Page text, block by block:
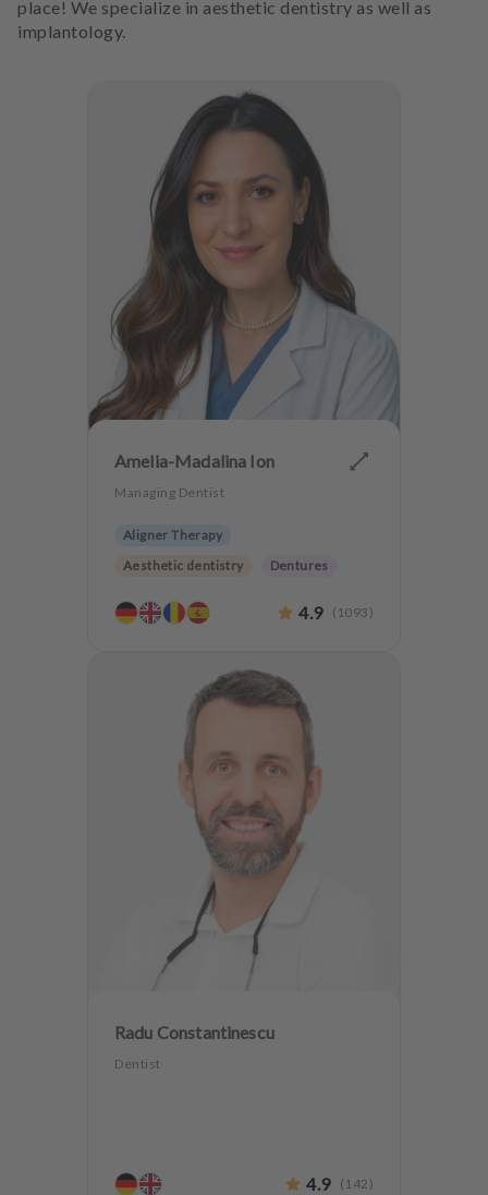
place! We specialize in aesthetic dentistry as well as
implantology.
Amelia-Madalina Ion
Managing Dentist
Aligner Therapy
Aesthetic dentistry
Dentures
4.9 ( 1093 )
Radu Constantinescu
Dentist
4.9 ( 142 )